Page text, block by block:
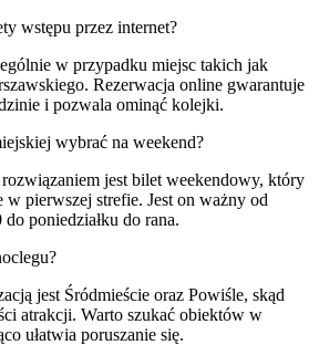
wstępu przez internet?
w przypadku miejsc takich jak
Rezerwacja online gwarantuje
i pozwala ominąć kolejki.
wybrać na weekend?
jest bilet weekendowy, który
pierwszej strefie. Jest on ważny od
poniedziałku do rana.
jest Śródmieście oraz Powiśle, skąd
atrakcji. Warto szukać obiektów w
ułatwia poruszanie się.